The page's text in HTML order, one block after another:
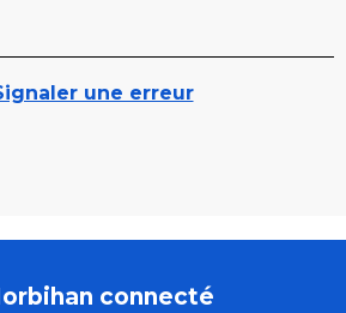
une erreur
connecté